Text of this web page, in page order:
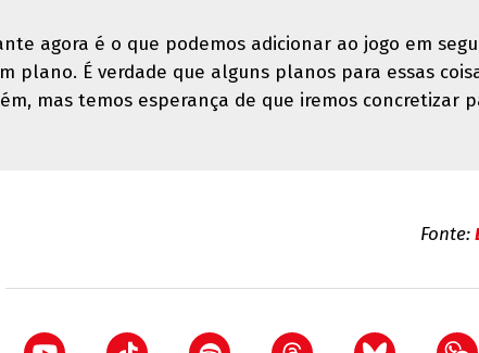
agora é o que podemos adicionar ao jogo em
plano. É verdade que alguns planos para essas
mas temos esperança de que iremos concretizar
Fonte: